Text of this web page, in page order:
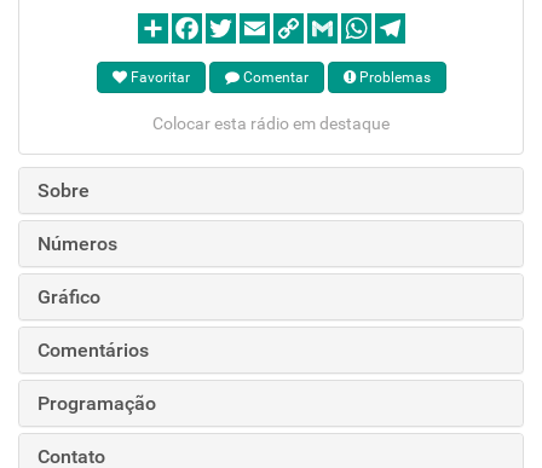
Favoritar Comentar Problemas
Colocar esta rádio em destaque
Sobre
Números
Gráfico
Comentários
Programação
Contato